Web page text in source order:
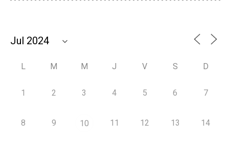
L M M J V S D
1 2 3 4 5 6 7
8 9 10 11 12 13 14